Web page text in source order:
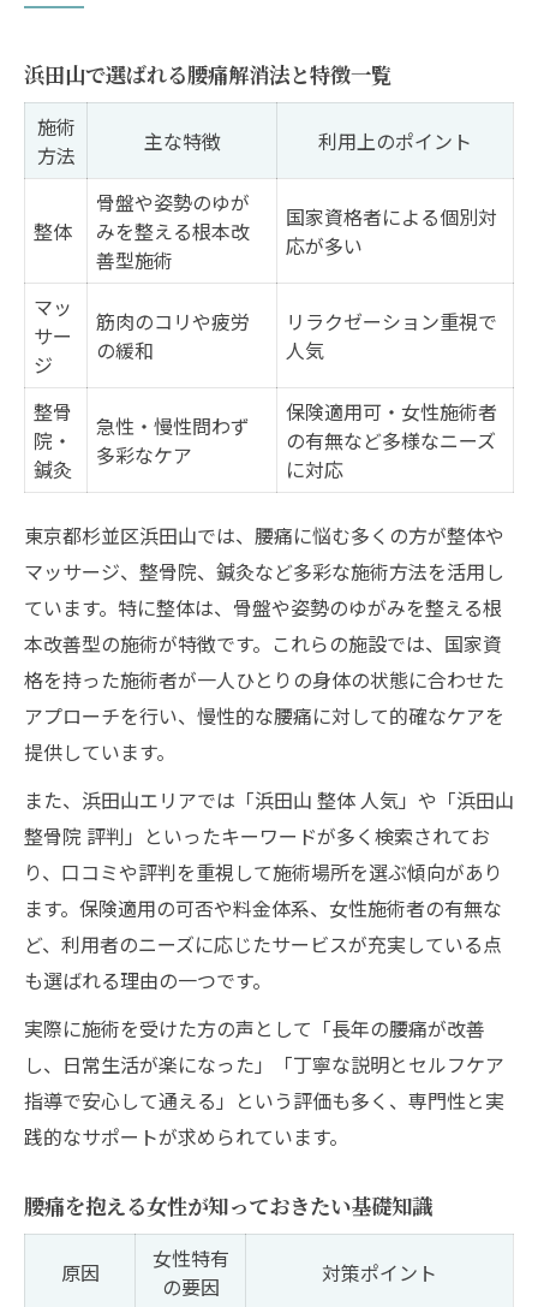
腰痛改善のカギとなる生活習慣の見直し術
根本的な腰痛改善を目指すなら何を選ぶ？
女性におすすめの腰痛セルフケア実践法
浜田山で体験できる整体の効果的な特徴
慢性的な腰痛に効く実践的アプローチ集
慢性腰痛に有効なアプローチ比較表
インナーマッスル強化が腰痛改善の決め手
腰痛の原因別おすすめセルフケア法
骨格の歪みに注目した腰痛対策の進め方
整体と鍼灸、腰痛にはどちらが合う？
浜田山近隣で注目を集める腰痛解消法とは
腰痛に悩む方が選ぶ最新セルフケアとは
整体・鍼灸の腰痛改善効果の違いに迫る
浜田山で人気の腰痛解消スポット傾向
腰痛改善を目指すなら注目の最新技術
セルフケア習慣が腰痛を和らげる秘訣
腰痛を和らげるセルフケア習慣リスト
毎日のストレッチが腰痛予防に効く理由
腰痛悪化を防ぐための注意点とは
女性の腰痛対策におすすめの生活習慣
腰痛セルフケアでやってはいけないこと
整骨院や整体院選びで失敗しないポイント
腰痛改善に最適な院選びの基準とは
女性が安心して通える院の特徴を解説
口コミや評判から読み解く腰痛対策の実態
浜田山で選ばれる腰痛解消法と特徴一覧
施術
方法
主な特徴 利用上のポイント
整体
骨盤や姿勢のゆが
みを整える根本改
善型施術
国家資格者による個別対
応が多い
マッ
サー
ジ
筋肉のコリや疲労
の緩和
リラクゼーション重視で
人気
整骨
院・
鍼灸
急性・慢性問わず
多彩なケア
保険適用可・女性施術者
の有無など多様なニーズ
に対応
東京都杉並区浜田山では、腰痛に悩む多くの方が整体や
マッサージ、整骨院、鍼灸など多彩な施術方法を活用し
ています。特に整体は、骨盤や姿勢のゆがみを整える根
本改善型の施術が特徴です。これらの施設では、国家資
格を持った施術者が一人ひとりの身体の状態に合わせた
アプローチを行い、慢性的な腰痛に対して的確なケアを
提供しています。
また、浜田山エリアでは「浜田山 整体 人気」や「浜田山
整骨院 評判」といったキーワードが多く検索されてお
り、口コミや評判を重視して施術場所を選ぶ傾向があり
ます。保険適用の可否や料金体系、女性施術者の有無な
ど、利用者のニーズに応じたサービスが充実している点
も選ばれる理由の一つです。
実際に施術を受けた方の声として「長年の腰痛が改善
し、日常生活が楽になった」「丁寧な説明とセルフケア
指導で安心して通える」という評価も多く、専門性と実
践的なサポートが求められています。
腰痛を抱える女性が知っておきたい基礎知識
原因
女性特有
の要因
対策ポイント